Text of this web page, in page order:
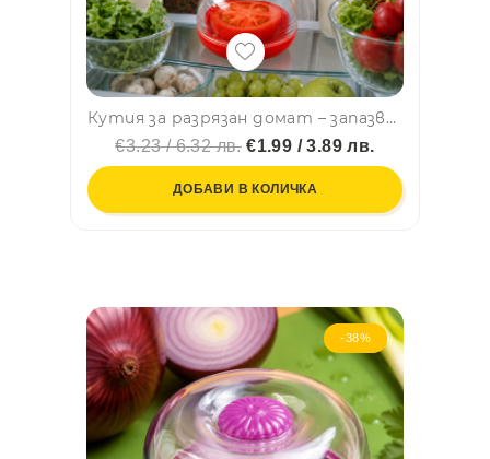
Кутия за разрязан домат – запазва го свеж, сочен и защитен в хладилника
€3.23 / 6.32 лв.€1.99 / 3.89 лв.
ДОБАВИ В КОЛИЧКА
-38%